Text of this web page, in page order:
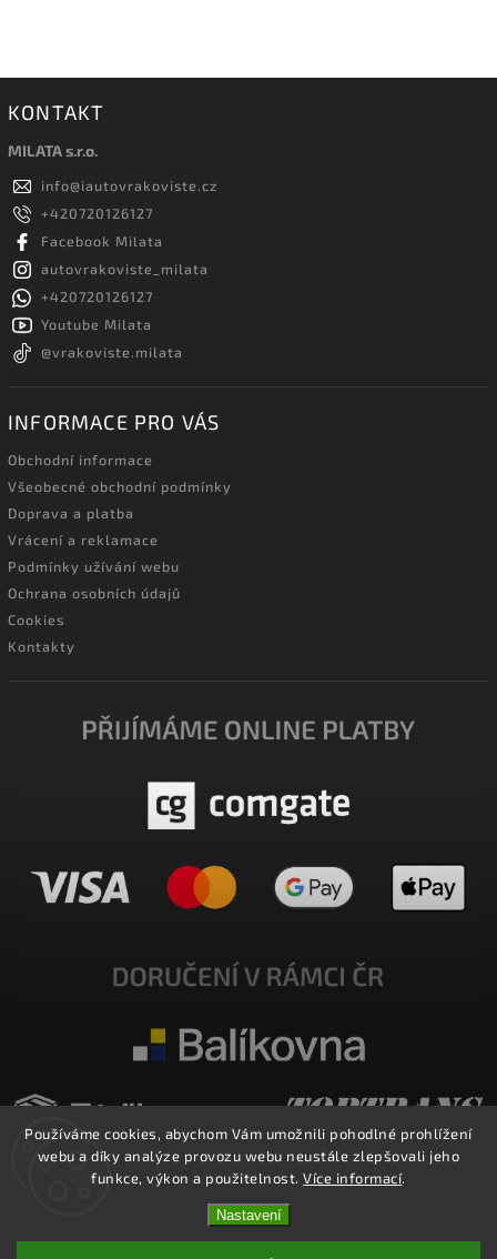
Používáme cookies, abychom Vám umožnili pohodlné prohlížení
webu a díky analýze provozu webu neustále zlepšovali jeho
funkce, výkon a použitelnost.Více informací.
Nastavení
KONTAKT
MILATA s.r.o.
info@iautovrakoviste.cz
+420720126127
Facebook Milata
autovrakoviste_milata
+420720126127
Youtube Milata
@vrakoviste.milata
INFORMACE PRO VÁS
Obchodní informace
Všeobecné obchodní podmínky
Doprava a platba
Vrácení a reklamace
Podmínky užívání webu
Ochrana osobních údajů
Cookies
Kontakty
E-SHOP MILATA. Všechna práva vyhrazena.
Upravit nastavení cookies